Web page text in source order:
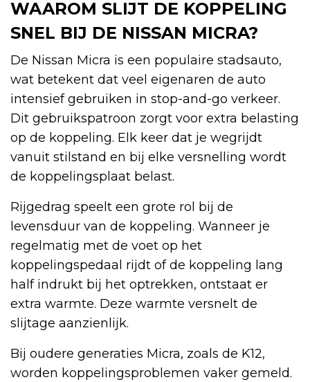
WAAROM SLIJT DE KOPPELING
SNEL BIJ DE NISSAN MICRA?
De Nissan Micra is een populaire stadsauto,
wat betekent dat veel eigenaren de auto
intensief gebruiken in stop-and-go verkeer.
Dit gebruikspatroon zorgt voor extra belasting
op de koppeling. Elk keer dat je wegrijdt
vanuit stilstand en bij elke versnelling wordt
de koppelingsplaat belast.
Rijgedrag speelt een grote rol bij de
levensduur van de koppeling. Wanneer je
regelmatig met de voet op het
koppelingspedaal rijdt of de koppeling lang
half indrukt bij het optrekken, ontstaat er
extra warmte. Deze warmte versnelt de
slijtage aanzienlijk.
Bij oudere generaties Micra, zoals de K12,
worden koppelingsproblemen vaker gemeld.